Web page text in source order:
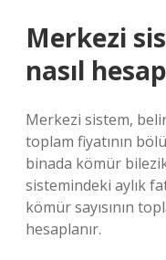
Merkezi
nasıl
Merkezi sistem,
toplam fiyatının
binada kömür
sistemindeki aylık
kömür sayısının
hesaplanır.